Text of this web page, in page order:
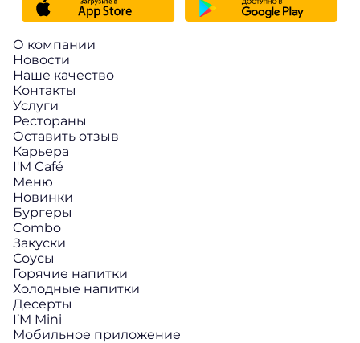
О компании
Новости
Наше качество
Контакты
Услуги
Рестораны
Оставить отзыв
Карьера
I'M Café
Меню
Новинки
Бургеры
Combo
Закуски
Соусы
Горячие напитки
Холодные напитки
Десерты
I’M Mini
Мобильное приложение